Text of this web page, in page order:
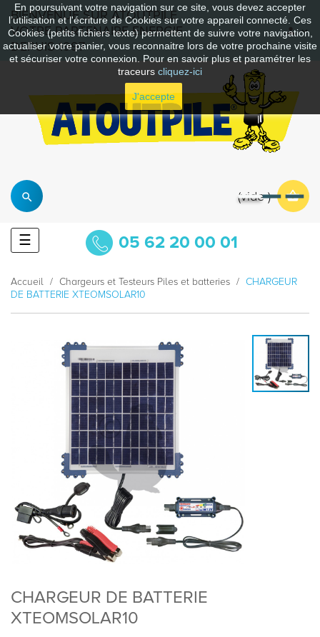
En poursuivant votre navigation sur ce site, vous devez accepter
l’utilisation et l'écriture de Cookies sur votre appareil connecté. Ces
Cookies (petits fichiers texte) permettent de suivre votre navigation,
actualiser votre panier, vous reconnaitre lors de votre prochaine visite
et sécuriser votre connexion. Pour en savoir plus et paramétrer les
traceurs cliquez-ici
J'accepte
BIENVENUE SUR ATOUTPILE
VOTRE PARTENAIRE ENERGIE
DEPUIS 1997
vide
Basculer
la
☰ 05 62 20 00 01
Accueil Chargeurs et Testeurs Piles et batteries
CHARGEUR
DE BATTERIE XTEOMSOLAR10
CHARGEUR DE BATTERIE
XTEOMSOLAR10